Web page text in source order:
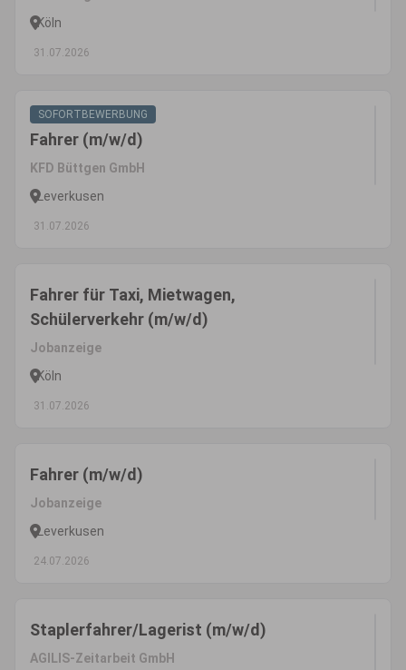
Köln
31.07.2026
SOFORTBEWERBUNG
Fahrer (m/w/d)
KFD Büttgen GmbH
Leverkusen
31.07.2026
Fahrer für Taxi, Mietwagen,
Schülerverkehr (m/w/d)
Jobanzeige
Köln
31.07.2026
Fahrer (m/w/d)
Jobanzeige
Leverkusen
24.07.2026
Staplerfahrer/Lagerist (m/w/d)
AGILIS-Zeitarbeit GmbH